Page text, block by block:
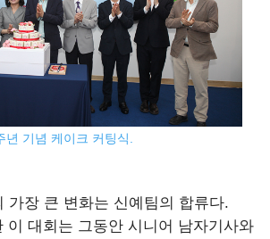
기념 케이크 커팅식.
가장 큰 변화는 신예팀의 합류다.
이 대회는 그동안 시니어 남자기사와